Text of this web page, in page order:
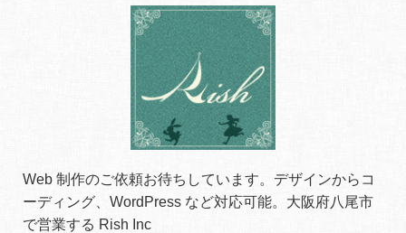
Web 制作のご依頼お待ちしています。デザインからコ
ーディング、WordPress など対応可能。大阪府八尾市
で営業する Rish Inc